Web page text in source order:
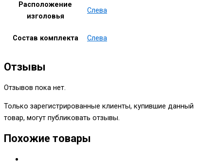
Расположение
изголовья
Слева
Состав комплекта Слева
Отзывы
Отзывов пока нет.
Только зарегистрированные клиенты, купившие данный
товар, могут публиковать отзывы.
Похожие товары